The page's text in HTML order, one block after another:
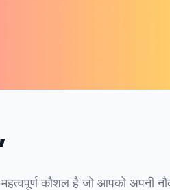
कौशल है जो आपको अपनी